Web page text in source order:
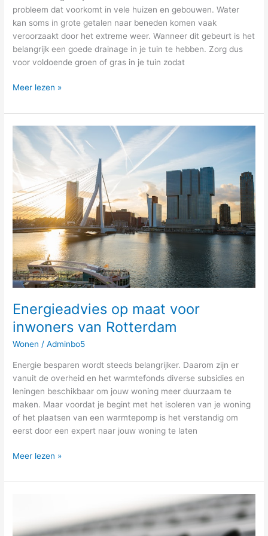
probleem dat voorkomt in vele huizen en gebouwen. Water
kan soms in grote getalen naar beneden komen vaak
veroorzaakt door het extreme weer. Wanneer dit gebeurt is het
belangrijk een goede drainage in je tuin te hebben. Zorg dus
voor voldoende groen of gras in je tuin zodat
Meer lezen »
Energieadvies op maat voor
inwoners van Rotterdam
Wonen /Adminbo5
Energie besparen wordt steeds belangrijker. Daarom zijn er
vanuit de overheid en het warmtefonds diverse subsidies en
leningen beschikbaar om jouw woning meer duurzaam te
maken. Maar voordat je begint met het isoleren van je woning
of het plaatsen van een warmtepomp is het verstandig om
eerst door een expert naar jouw woning te laten
Energieadvies
maat
voor
inwoners
van
Rotterdam
Meer lezen »
tips